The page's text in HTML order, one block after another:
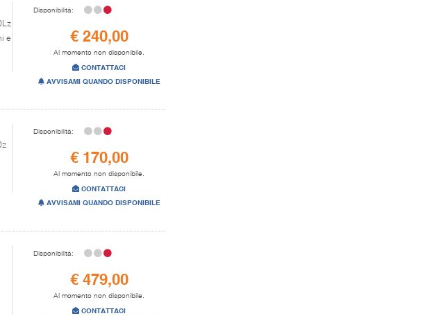
e
Disponibilità:
€ 240,00
Al momento non disponibile.
CONTATTACI
AVVISAMI QUANDO DISPONIBILE
Disponibilità:
€ 170,00
Al momento non disponibile.
CONTATTACI
AVVISAMI QUANDO DISPONIBILE
Disponibilità:
€ 479,00
Al momento non disponibile.
CONTATTACI